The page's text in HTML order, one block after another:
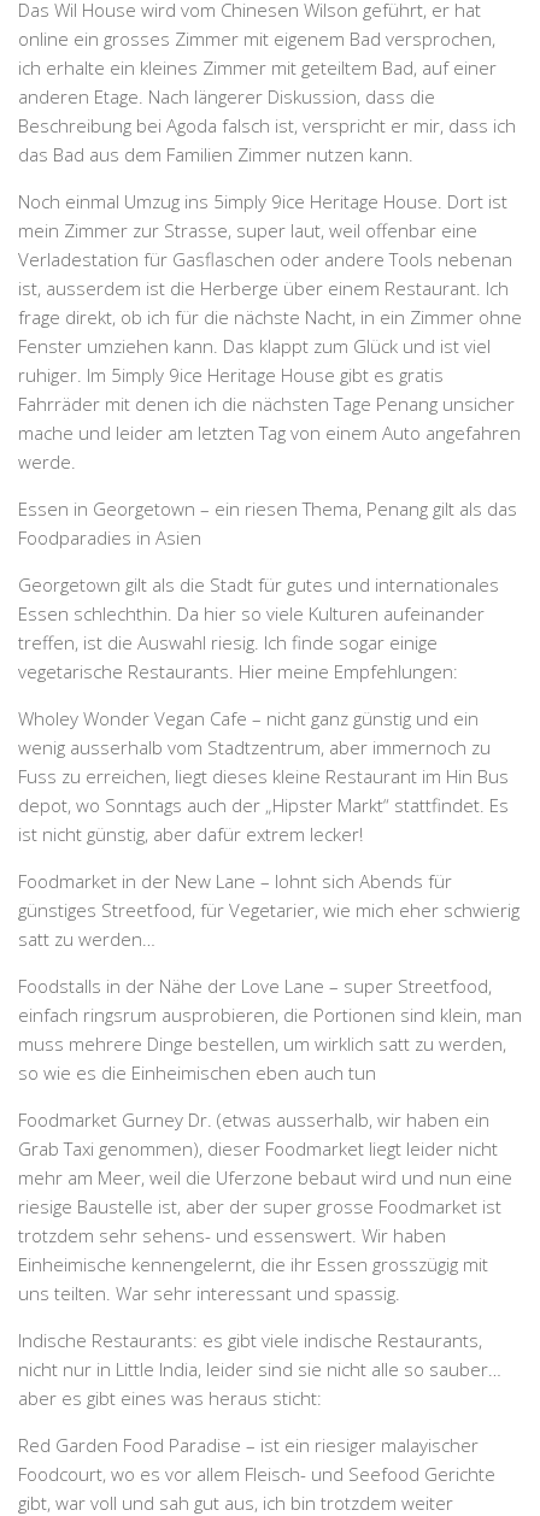
Das Wil House wird vom Chinesen Wilson geführt, er hat
online ein grosses Zimmer mit eigenem Bad versprochen,
ich erhalte ein kleines Zimmer mit geteiltem Bad, auf einer
anderen Etage. Nach längerer Diskussion, dass die
Beschreibung bei Agoda falsch ist, verspricht er mir, dass ich
das Bad aus dem Familien Zimmer nutzen kann.
Noch einmal Umzug ins 5imply 9ice Heritage House. Dort ist
mein Zimmer zur Strasse, super laut, weil offenbar eine
Verladestation für Gasflaschen oder andere Tools nebenan
ist, ausserdem ist die Herberge über einem Restaurant. Ich
frage direkt, ob ich für die nächste Nacht, in ein Zimmer ohne
Fenster umziehen kann. Das klappt zum Glück und ist viel
ruhiger. Im 5imply 9ice Heritage House gibt es gratis
Fahrräder mit denen ich die nächsten Tage Penang unsicher
mache und leider am letzten Tag von einem Auto angefahren
werde.
Essen in Georgetown – ein riesen Thema, Penang gilt als das
Foodparadies in Asien
Georgetown gilt als die Stadt für gutes und internationales
Essen schlechthin. Da hier so viele Kulturen aufeinander
treffen, ist die Auswahl riesig. Ich finde sogar einige
vegetarische Restaurants. Hier meine Empfehlungen:
Wholey Wonder Vegan Cafe – nicht ganz günstig und ein
wenig ausserhalb vom Stadtzentrum, aber immernoch zu
Fuss zu erreichen, liegt dieses kleine Restaurant im Hin Bus
depot, wo Sonntags auch der „Hipster Markt“ stattfindet. Es
ist nicht günstig, aber dafür extrem lecker!
Foodmarket in der New Lane – lohnt sich Abends für
günstiges Streetfood, für Vegetarier, wie mich eher schwierig
satt zu werden…
Foodstalls in der Nähe der Love Lane – super Streetfood,
einfach ringsrum ausprobieren, die Portionen sind klein, man
muss mehrere Dinge bestellen, um wirklich satt zu werden,
so wie es die Einheimischen eben auch tun
Foodmarket Gurney Dr. (etwas ausserhalb, wir haben ein
Grab Taxi genommen), dieser Foodmarket liegt leider nicht
mehr am Meer, weil die Uferzone bebaut wird und nun eine
riesige Baustelle ist, aber der super grosse Foodmarket ist
trotzdem sehr sehens- und essenswert. Wir haben
Einheimische kennengelernt, die ihr Essen grosszügig mit
uns teilten. War sehr interessant und spassig.
Indische Restaurants: es gibt viele indische Restaurants,
nicht nur in Little India, leider sind sie nicht alle so sauber…
aber es gibt eines was heraus sticht:
Red Garden Food Paradise – ist ein riesiger malayischer
Foodcourt, wo es vor allem Fleisch- und Seefood Gerichte
gibt, war voll und sah gut aus, ich bin trotzdem weiter